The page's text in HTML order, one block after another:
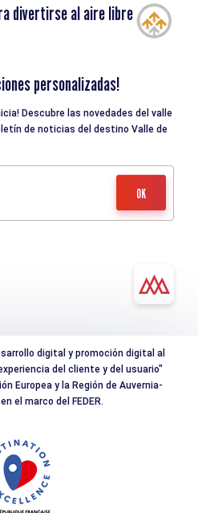
divertirse al aire libre
personalizadas!
Descubre las novedades del valle
de noticias del destino Valle de
digital y promoción digital al
del cliente y del usuario"
Europea y la Región de Auvernia-
el marco del FEDER.